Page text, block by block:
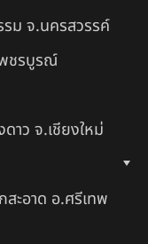
ม จ.นครสวรรค์
ชรบูรณ์
าว จ.เชียงใหม่
ะอาด อ.ศรีเทพ